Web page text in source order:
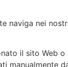
naviga nei
il sito Web o
manualmente